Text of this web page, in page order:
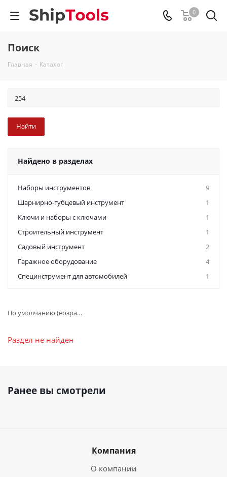
0
Поиск
Главная - Каталог
Найдено в разделах
Наборы инструментов
9
Шарнирно-губцевый инструмент
1
Ключи и наборы с ключами
1
Строительный инструмент
1
Садовый инструмент
2
Гаражное оборудование
4
Специнструмент для автомобилей
1
По умолчанию (возрастание)
Раздел не найден
Ранее вы смотрели
Компания
О компании